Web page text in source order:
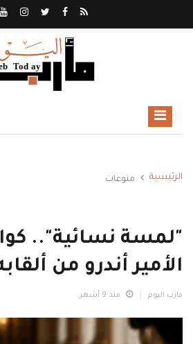
الرئيسية منوعات
"لمسة نسائية"..
الأمير أندرو من
مارب اليوم منذ 9 أشهر